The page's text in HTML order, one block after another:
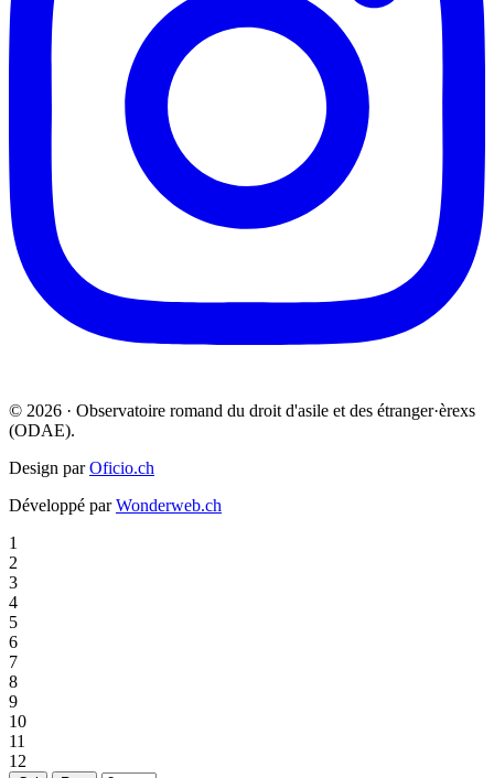
© 2026 · Observatoire romand du droit d'asile et des étranger·èrexs
(ODAE).
Design parOficio.ch
Développé parWonderweb.ch
1
2
3
4
5
6
7
8
9
10
11
12